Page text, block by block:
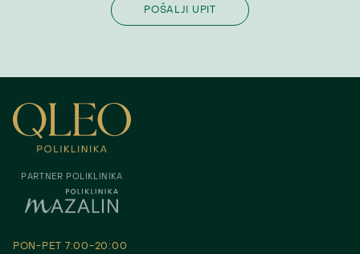
PARTNER POLIKLINIKA
PON-PET 7:00-20:00